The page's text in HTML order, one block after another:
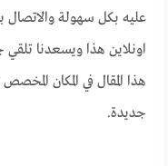
عليه بكل سهولة والاتصال
اونلاين هذا ويسعدنا
هذا المقال في المكان
جديدة.